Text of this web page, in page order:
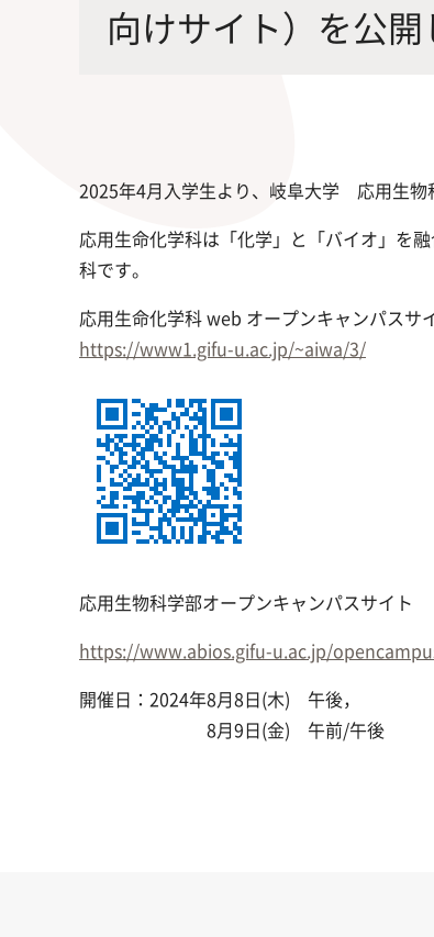
旧課程・コースはこちら
向けサイト）を公開
2025年4月入学生より、岐阜大学 応用生
応用生命化学科は「化学」と「バイオ」を
科です。
応用生命化学科 web オープンキャンパスサ
https://www1.gifu-u.ac.jp/~aiwa/3/
応用生物科学部オープンキャンパスサイト
https://www.abios.gifu-u.ac.jp/
開催日：2024年8月8日(木) 午後，
8月9日(金) 午前/午後